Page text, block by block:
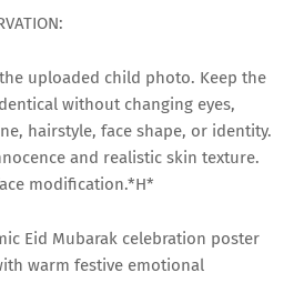
uploaded child photo. Keep the
identical without changing eyes,
hairstyle, face shape, or identity.
and realistic skin texture.
modification.*H*
Eid Mubarak celebration poster
warm festive emotional